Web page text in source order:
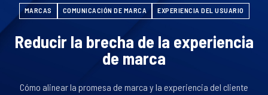
MARCAS COMUNICACIÓN DE MARCA EXPERIENCIA DEL USUARIO
Reducir la brecha de la experiencia
de marca
Cómo alinear la promesa de marca y la experiencia del cliente